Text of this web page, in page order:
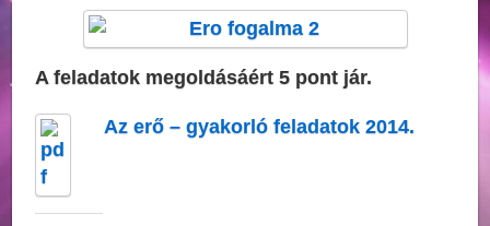
A feladatok megoldásáért 5 pont jár.
Az erő – gyakorló feladatok 2014.